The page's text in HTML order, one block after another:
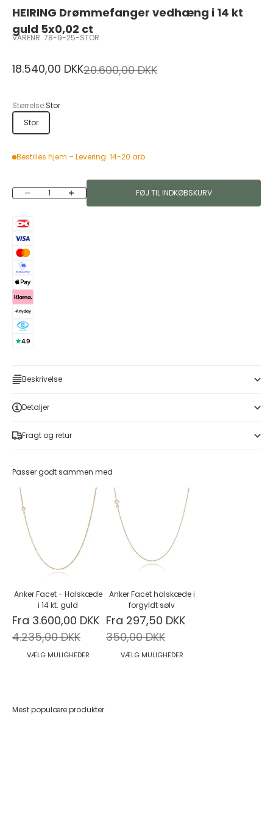
HEIRING Drømmefanger vedhæng i 14 kt
guld 5x0,02 ct
VARENR. 78-9-25-STOR
Salgspris
18.540,00 DKKNormalpris
20.600,00 DKK
Størrelse:Stor
Stor
Bestilles hjem – Levering: 14-20 arb
Sænk antal Øg antal FØJ TIL INDKØBSKURV
Beskrivelse
Detaljer
Fragt og retur
Passer godt sammen med
Anker Facet - Halskæde
i 14 kt. guld
Salgspris
Fra 3.600,00 DKK
Normalpris
4.235,00 DKK
VÆLG MULIGHEDER
Anker Facet halskæde i
forgyldt sølv
Salgspris
Fra 297,50 DKK
Normalpris
350,00 DKK
VÆLG MULIGHEDER
Mest populære produkter